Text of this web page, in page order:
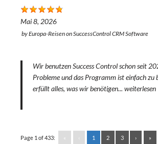
Mai 8, 2026
byEuropa-ReisenonSuccessControl CRM Software
Wir benutzen Success Control schon seit
Probleme und das Programm ist einfach zu
erfüllt alles, was wir benötigen... weiterlesen
Page 1 of 433: « ‹ 1 2 3 › »